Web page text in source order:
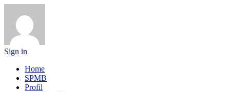
Sign in
Home
SPMB
Profil